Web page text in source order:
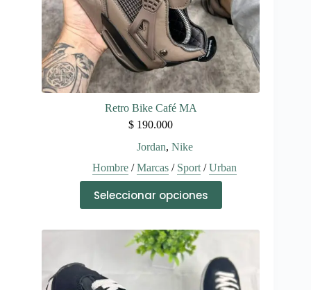
Retro Bike Café MA
$ 190.000
Jordan, Nike
Hombre /Marcas / Sport /Urban
Seleccionar opciones
producto
tiene
variantes.
Las
opciones